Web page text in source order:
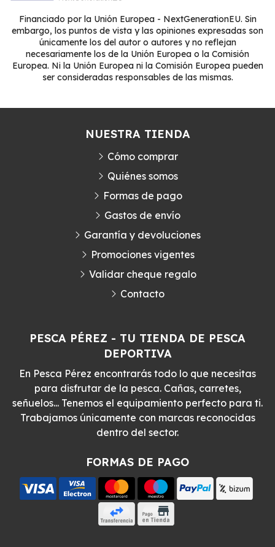
Financiado por la Unión Europea - NextGenerationEU. Sin
embargo, los puntos de vista y las opiniones expresadas son
únicamente los del autor o autores y no reflejan
necesariamente los de la Unión Europea o la Comisión
Europea. Ni la Unión Europea ni la Comisión Europea pueden
ser consideradas responsables de las mismas.
PESCA PÉREZ - TU TIENDA DE PESCA
DEPORTIVA
En Pesca Pérez encontrarás todo lo que necesitas
para disfrutar de la pesca. Cañas, carretes,
señuelos... Tenemos el equipamiento perfecto para ti.
Trabajamos únicamente con marcas reconocidas
dentro del sector.
FORMAS DE PAGO
NUESTRA TIENDA
Cómo comprar
Quiénes somos
Formas de pago
Gastos de envío
Garantía y devoluciones
Promociones vigentes
Validar cheque regalo
Contacto